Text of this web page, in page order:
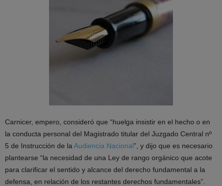
Carnicer, empero, consideró que “huelga insistir en el hecho o en
la conducta personal del Magistrado titular del Juzgado Central nº
5 de Instrucción de la Audiencia Nacional”, y dijo que es necesario
plantearse “la necesidad de una Ley de rango orgánico que acote
para clarificar el sentido y alcance del derecho fundamental a la
defensa, en relación de los restantes derechos fundamentales”.